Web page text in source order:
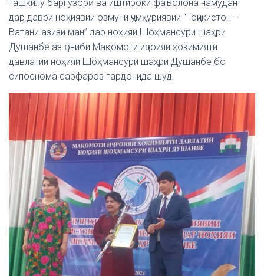
ташкилу баргузорӣ ва иштироки фаъолона намудан
дар даври ноҳиявии озмуни ҷумҳуриявии “Тоҷикистон –
Ватани азизи ман” дар ноҳияи Шоҳмансури шаҳри
Душанбе аз ҷониби Мақомоти иҷроияи ҳокимияти
давлатии ноҳияи Шоҳмансури шаҳри Душанбе бо
сипоснома сарфароз гардонида шуд.